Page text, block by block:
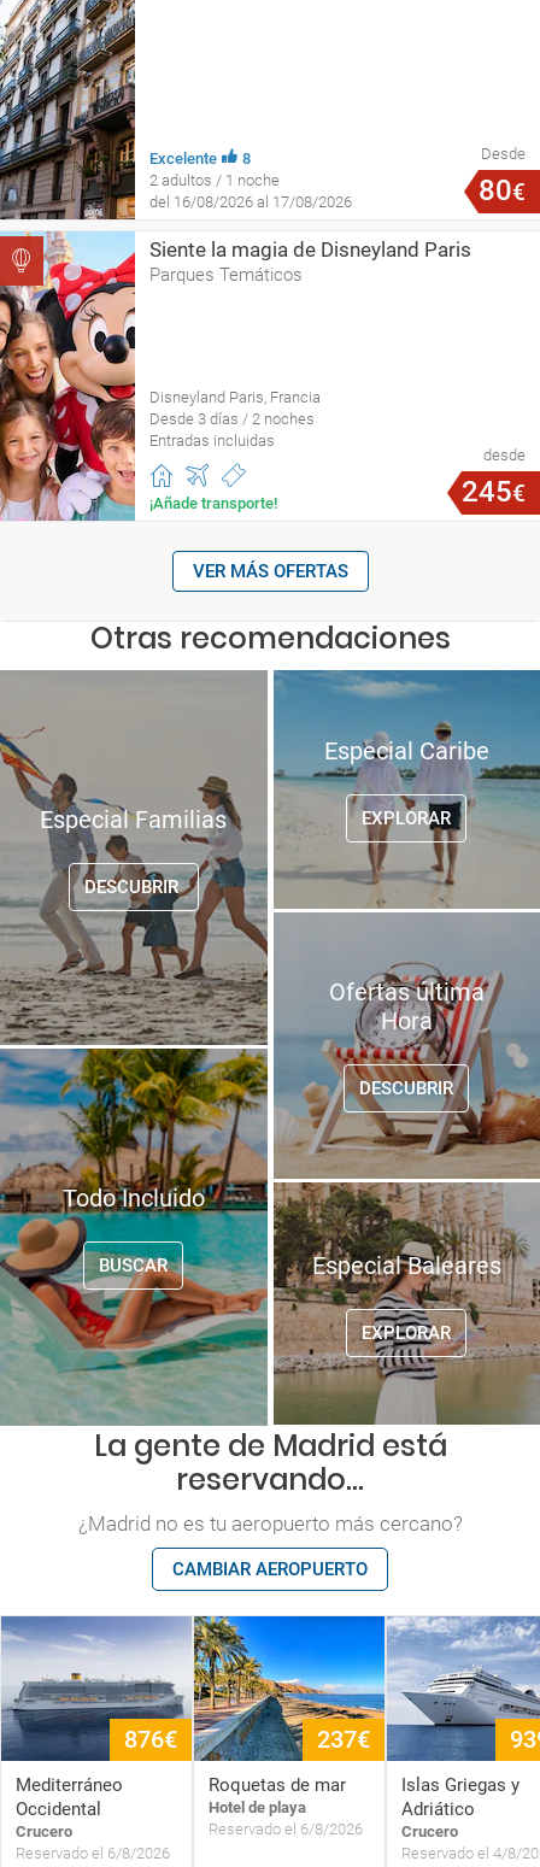
Excelente
8
2 adultos / 1 noche
del 16/08/2026 al 17/08/2026
Desde
80€
Siente la magia de Disneyland Paris
Parques Temáticos
Disneyland Paris, Francia
Desde 3 días / 2 noches
Entradas incluidas
¡Añade transporte!
desde
245€
VER MÁS OFERTAS
Otras recomendaciones
Especial Familias
DESCUBRIR
Todo Incluido
BUSCAR
Especial Caribe
EXPLORAR
Ofertas última
Hora
DESCUBRIR
Especial Baleares
EXPLORAR
La gente de Madrid está
reservando...
¿Madrid no es tu aeropuerto más cercano?
CAMBIAR AEROPUERTO
876€
Mediterráneo
Occidental
Crucero
Reservado el 6/8/2026
237€
Roquetas de mar
Hotel de playa
Reservado el 6/8/2026
Islas Griegas y
Adriático
Crucero
Reservado el 4/8/